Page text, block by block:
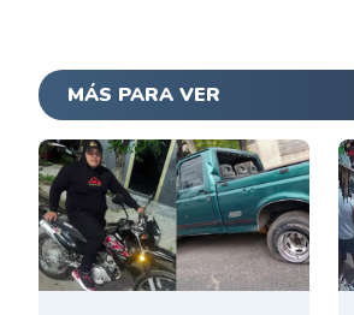
MÁS PARA VER